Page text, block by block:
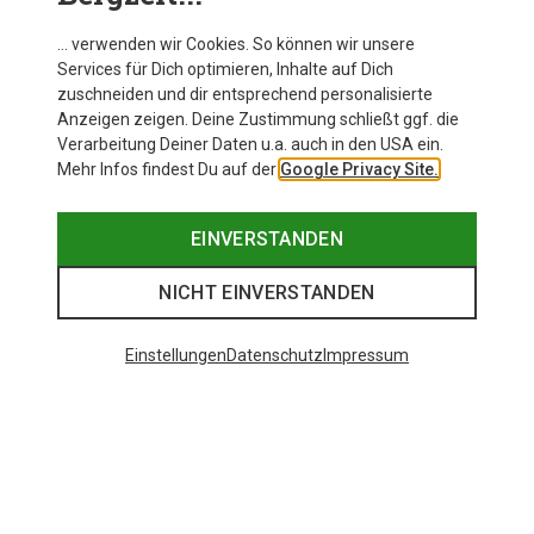
… verwenden wir Cookies. So können wir unsere
Services für Dich optimieren, Inhalte auf Dich
zuschneiden und dir entsprechend personalisierte
Anzeigen zeigen. Deine Zustimmung schließt ggf. die
Verarbeitung Deiner Daten u.a. auch in den USA ein.
Mehr Infos findest Du auf der Google Privacy Site.
EINVERSTANDEN
NICHT EINVERSTANDEN
EinstellungenDatenschutz Impressum